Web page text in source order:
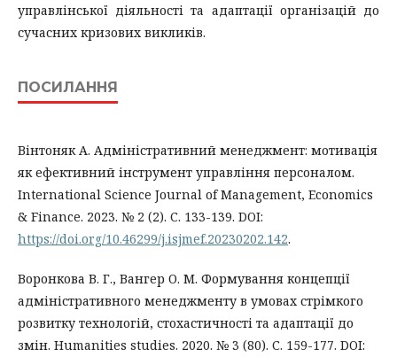
управлінської діяльності та адаптації організацій до
сучасних кризових викликів.
ПОСИЛАННЯ
Вінтоняк А. Адміністративний менеджмент: мотивація
як ефективний інструмент управління персоналом.
International Science Journal of Management, Economics
& Finance. 2023. № 2 (2). С. 133-139. DOI:
https://doi.org/10.46299/j.isjmef.20230202.142.
Воронкова В. Г., Вангер О. М. Формування концепції
адміністративного менеджменту в умовах стрімкого
розвитку технологій, стохастичності та адаптації до
змін. Humanities studies. 2020. № 3 (80). С. 159-177. DOI: